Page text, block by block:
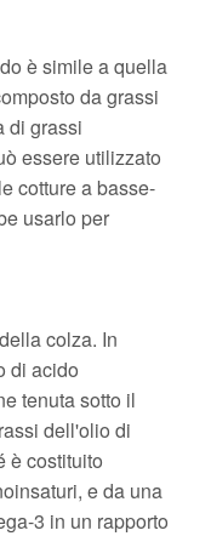
è simile a quella
da grassi
di grassi
essere utilizzato
cotture a basse-
usarlo per
colza. In
di acido
tenuta sotto il
dell'olio di
è costituito
e da una
3 in un rapporto